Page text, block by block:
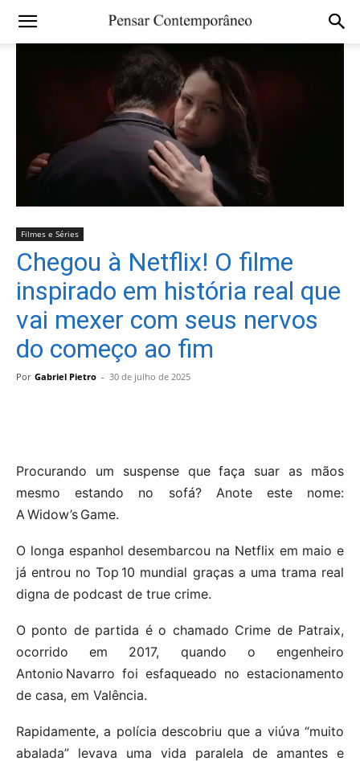
Filmes e Séries
Chegou à Netflix! O filme
inspirado em história real que
vai mexer com seus nervos
do começo ao fim
Por Gabriel Pietro - 30 de julho de 2025
Procurando um suspense que faça suar as mãos
mesmo estando no sofá? Anote este nome:
A Widow’s Game.
O longa espanhol desembarcou na Netflix em maio e
já entrou no Top 10 mundial graças a uma trama real
digna de podcast de true crime.
O ponto de partida é o chamado Crime de Patraix,
ocorrido em 2017, quando o engenheiro
Antonio Navarro foi esfaqueado no estacionamento
de casa, em Valência.
Rapidamente, a polícia descobriu que a viúva “muito
abalada” levava uma vida paralela de amantes e